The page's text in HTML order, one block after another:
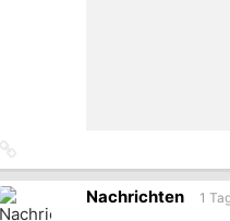
zum
Originalbeitrag
Nachrichten 1